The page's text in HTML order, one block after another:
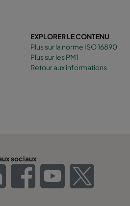
EXPLORER LE CONTENU
Plus sur la norme ISO 16890
Plus sur les PM1
Retour aux informations
sociaux